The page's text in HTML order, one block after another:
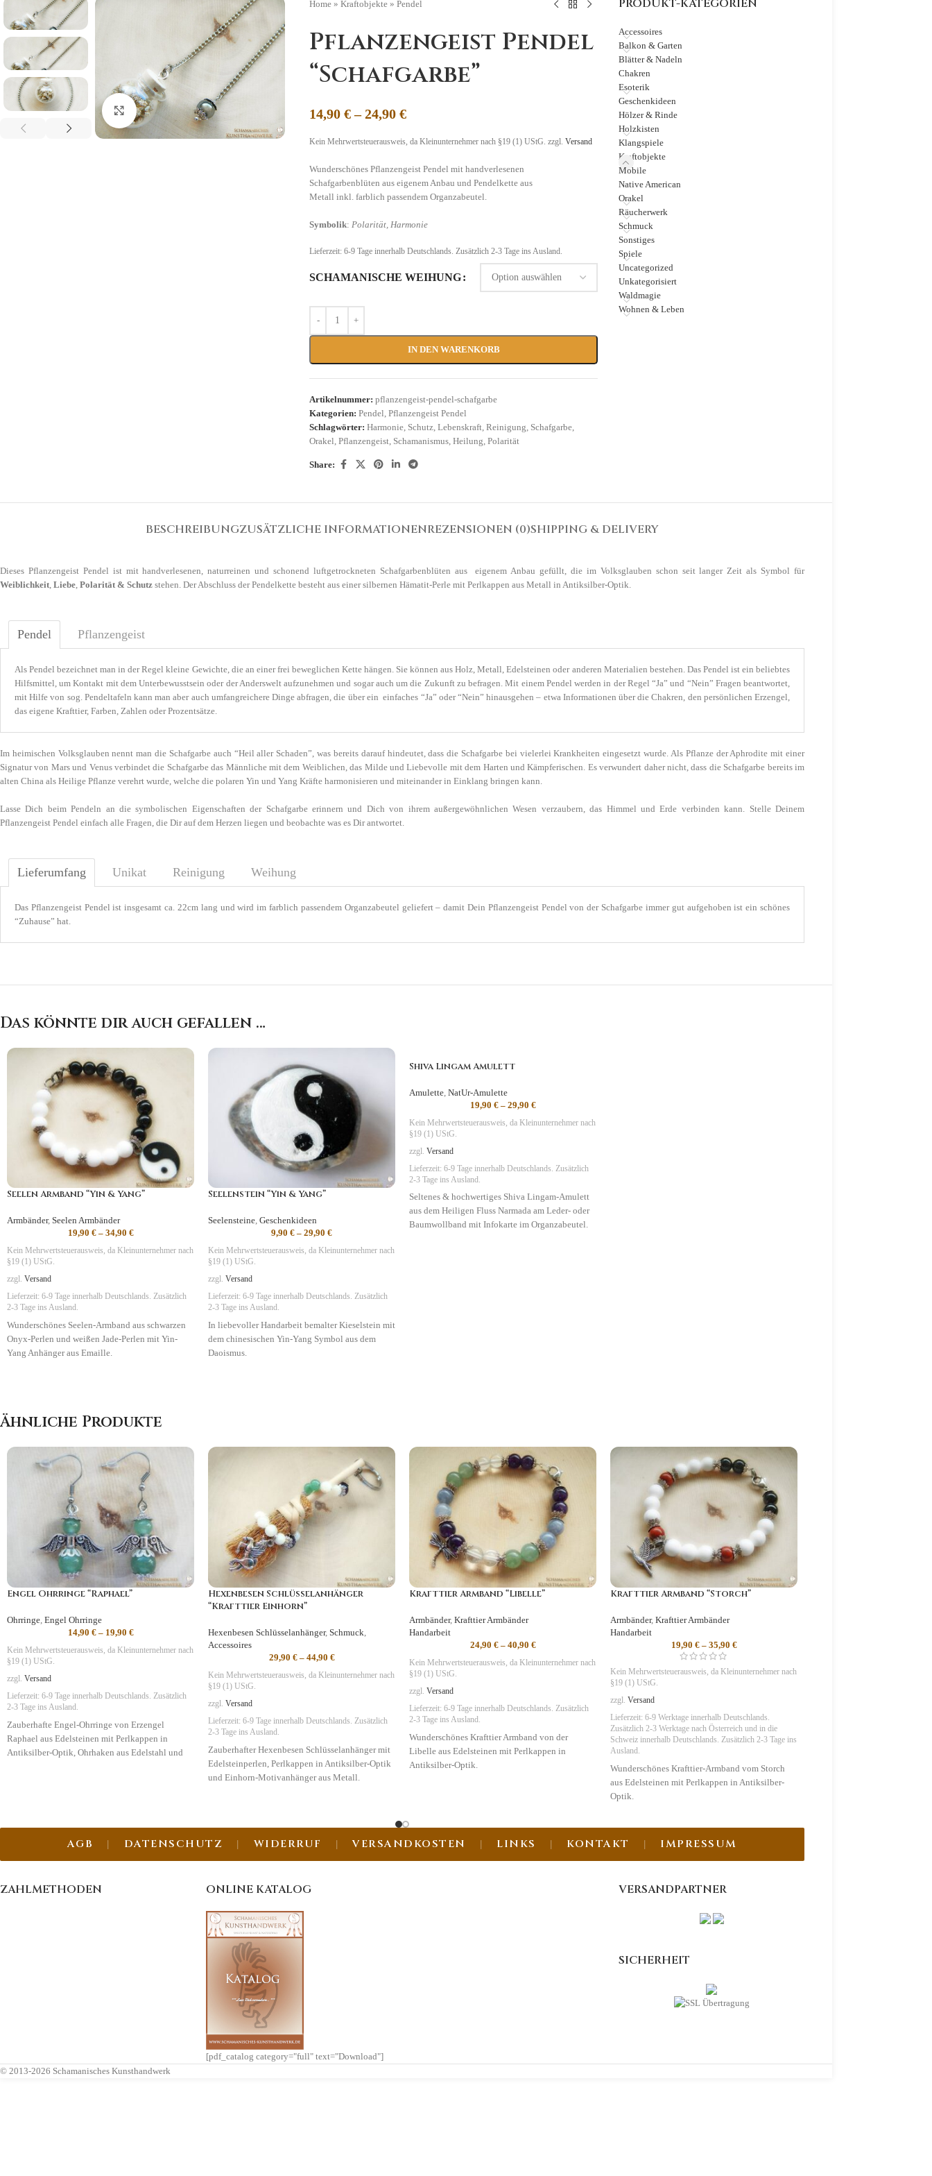
Click to enlarge
Home »Kraftobjekte »Pendel
Pflanzengeist Pendel
“Schafgarbe”
14,90€–24,90€
Kein Mehrwertsteuerausweis, da Kleinunternehmer nach §19 (1) UStG. zzgl.Versand
Wunderschönes Pflanzengeist Pendel mit handverlesenen
Schafgarbenblüten aus eigenem Anbau und Pendelkette aus
Metall inkl. farblich passendem Organzabeutel.
Symbolik:Polarität, Harmonie
Lieferzeit:6-9 Tage innerhalb Deutschlands. Zusätzlich 2-3 Tage ins Ausland.
SCHAMANISCHE WEIHUNG
IN DEN WARENKORB
Artikelnummer:pflanzengeist-pendel-schafgarbe
Kategorien: Pendel Pflanzengeist Pendel
Schlagwörter: Harmonie Schutz Lebenskraft Reinigung Schafgarbe
Orakel Pflanzengeist Schamanismus Heilung Polarität
Share:
PRODUKT-KATEGORIEN
Accessoires
Balkon & Garten
Blätter & Nadeln
Chakren
Esoterik
Geschenkideen
Hölzer & Rinde
Holzkisten
Klangspiele
Kraftobjekte
Mobile
Native American
Orakel
Räucherwerk
Schmuck
Sonstiges
Spiele
Uncategorized
Unkategorisiert
Waldmagie
Wohnen & Leben
BESCHREIBUNGZUSÄTZLICHE INFORMATIONENREZENSIONEN (0)SHIPPING & DELIVERY
Dieses Pflanzengeist Pendel ist mit handverlesenen, naturreinen und schonend luftgetrockneten Schafgarbenblüten aus eigenem Anbau gefüllt, die im Volksglauben schon seit langer Zeit als Symbol für
Weiblichkeit Liebe Polarität & Schutz stehen. Der Abschluss der Pendelkette besteht aus einer silbernen Hämatit-Perle mit Perlkappen aus Metall in Antiksilber-Optik.
Pendel Pflanzengeist
Als Pendel bezeichnet man in der Regel kleine Gewichte, die an einer frei beweglichen Kette hängen. Sie können aus Holz, Metall, Edelsteinen oder anderen Materialien bestehen. Das Pendel ist ein beliebtes
Hilfsmittel, um Kontakt mit dem Unterbewusstsein oder der Anderswelt aufzunehmen und sogar auch um die Zukunft zu befragen. Mit einem Pendel werden in der Regel “Ja” und “Nein” Fragen beantwortet,
mit Hilfe von sog. Pendeltafeln kann man aber auch umfangreichere Dinge abfragen, die über ein einfaches “Ja” oder “Nein” hinausgehen – etwa Informationen über die Chakren, den persönlichen Erzengel,
das eigene Krafttier, Farben, Zahlen oder Prozentsätze.
Im heimischen Volksglauben nennt man die Schafgarbe auch “Heil aller Schaden”, was bereits darauf hindeutet, dass die Schafgarbe bei vielerlei Krankheiten eingesetzt wurde. Als Pflanze der Aphrodite mit einer
Signatur von Mars und Venus verbindet die Schafgarbe das Männliche mit dem Weiblichen, das Milde und Liebevolle mit dem Harten und Kämpferischen. Es verwundert daher nicht, dass die Schafgarbe bereits im
alten China als Heilige Pflanze verehrt wurde, welche die polaren Yin und Yang Kräfte harmonisieren und miteinander in Einklang bringen kann.
Lasse Dich beim Pendeln an die symbolischen Eigenschaften der Schafgarbe erinnern und Dich von ihrem außergewöhnlichen Wesen verzaubern, das Himmel und Erde verbinden kann. Stelle Deinem
Pflanzengeist Pendel einfach alle Fragen, die Dir auf dem Herzen liegen und beobachte was es Dir antwortet.
Lieferumfang Unikat Reinigung Weihung
Das Pflanzengeist Pendel ist insgesamt ca. 22cm lang und wird im farblich passendem Organzabeutel geliefert – damit Dein Pflanzengeist Pendel von der Schafgarbe immer gut aufgehoben ist ein schönes
“Zuhause” hat.
Das könnte dir auch gefallen …
Seelen Armband “Yin & Yang”
Armbänder, Seelen Armbänder
19,90 €– 34,90 €
Kein Mehrwertsteuerausweis, da Kleinunternehmer nach
§19 (1) UStG.
zzgl. Versand
Lieferzeit: 6-9 Tage innerhalb Deutschlands. Zusätzlich
2-3 Tage ins Ausland.
Wunderschönes Seelen-Armband aus schwarzen
Onyx-Perlen und weißen Jade-Perlen mit Yin-
Yang Anhänger aus Emaille.
Seelenstein “Yin & Yang”
Seelensteine, Geschenkideen
9,90 € – 29,90 €
Kein Mehrwertsteuerausweis, da Kleinunternehmer nach
§19 (1) UStG.
zzgl. Versand
Lieferzeit: 6-9 Tage innerhalb Deutschlands. Zusätzlich
2-3 Tage ins Ausland.
In liebevoller Handarbeit bemalter Kieselstein mit
dem chinesischen Yin-Yang Symbol aus dem
Daoismus.
Shiva Lingam Amulett
Amulette NatUr-Amulette
19,90 €– 29,90 €
Kein Mehrwertsteuerausweis, da Kleinunternehmer nach
§19 (1) UStG.
zzgl. Versand
Lieferzeit: 6-9 Tage innerhalb Deutschlands. Zusätzlich
2-3 Tage ins Ausland.
Seltenes & hochwertiges Shiva Lingam-Amulett
aus dem Heiligen Fluss Narmada am Leder- oder
Baumwollband mit Infokarte im Organzabeutel.
Ähnliche Produkte
Engel Ohrringe “Raphael”
Ohrringe Engel Ohrringe
14,90 €– 19,90 €
Kein Mehrwertsteuerausweis, da Kleinunternehmer nach
§19 (1) UStG.
zzgl. Versand
Lieferzeit: 6-9 Tage innerhalb Deutschlands. Zusätzlich
2-3 Tage ins Ausland.
Zauberhafte Engel-Ohrringe von Erzengel
Raphael aus Edelsteinen mit Perlkappen in
Antiksilber-Optik, Ohrhaken aus Edelstahl und
Hexenbesen Schlüsselanhänger
“Krafttier Einhorn”
Hexenbesen Schlüsselanhänger, Schmuck
Accessoires
29,90 €– 44,90 €
Kein Mehrwertsteuerausweis, da Kleinunternehmer nach
§19 (1) UStG.
zzgl. Versand
Lieferzeit: 6-9 Tage innerhalb Deutschlands. Zusätzlich
2-3 Tage ins Ausland.
Zauberhafter Hexenbesen Schlüsselanhänger mit
Edelsteinperlen, Perlkappen in Antiksilber-Optik
und Einhorn-Motivanhänger aus Metall.
Krafttier Armband “Libelle”
Armbänder, Krafttier Armbänder
Handarbeit
24,90 €– 40,90 €
Kein Mehrwertsteuerausweis, da Kleinunternehmer nach
§19 (1) UStG.
zzgl. Versand
Lieferzeit: 6-9 Tage innerhalb Deutschlands. Zusätzlich
2-3 Tage ins Ausland.
Wunderschönes Krafttier Armband von der
Libelle aus Edelsteinen mit Perlkappen in
Antiksilber-Optik.
Krafttier Armband “Storch”
Armbänder, Krafttier Armbänder
Handarbeit
19,90 €– 35,90 €
Kein Mehrwertsteuerausweis, da Kleinunternehmer nach
§19 (1) UStG.
zzgl. Versand
Lieferzeit: 6-9 Werktage innerhalb Deutschlands.
Zusätzlich 2-3 Werktage nach Österreich und in die
Schweiz innerhalb Deutschlands. Zusätzlich 2-3 Tage ins
Ausland.
Wunderschönes Krafttier-Armband vom Storch
aus Edelsteinen mit Perlkappen in Antiksilber-
Optik.
AGB DATENSCHUTZ WIDERRUF VERSANDKOSTEN LINKS KONTAKT IMPRESSUM
ZAHLMETHODEN ONLINE KATALOG
[pdf_catalog category="full" text="Download"]
VERSANDPARTNER
SICHERHEIT
© 2013-2026 Schamanisches Kunsthandwerk